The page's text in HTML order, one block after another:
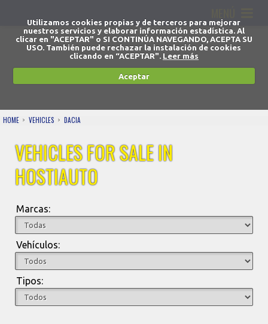
Utilizamos cookies propias y de terceros para mejorar
nuestros servicios y elaborar información estadística. Al
clicar en "ACEPTAR" o SI CONTINÚA NAVEGANDO, ACEPTA SU
USO. También puede rechazar la instalación de cookies
clicando en “ACEPTAR". Leer más
Aceptar
HOME VEHICLES DACIA
VEHICLES FOR SALE IN
HOSTIAUTO
Marcas:
Vehículos:
Tipos: